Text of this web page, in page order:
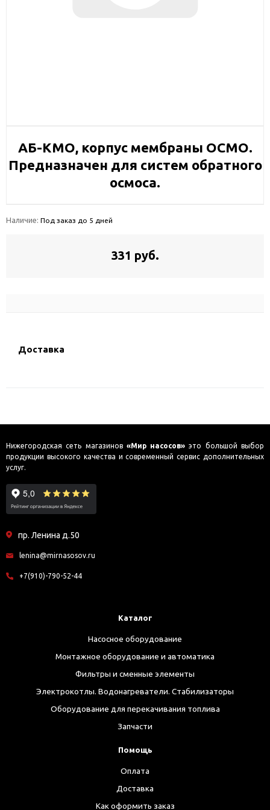
АБ-КМО, корпус мембраны ОСМО.
Предназначен для систем обратного
осмоса.
Наличие: Под заказ до 5 дней
331 руб.
Доставка
Нижегородская сеть магазинов «Мир насосов» это большой выбор
продукции высокого качества и современный сервис дополнительных
услуг.
пр. Ленина д.50
lenina@mirnasosov.ru
+7(910)-790-52-44
Каталог
Насосное оборудование
Монтажное оборудование и автоматика
Фильтры и сменные элементы
Электрокотлы. Водонагреватели. Стабилизаторы
Оборудование для перекачивания топлива
Запчасти
Помощь
Оплата
Доставка
Как оформить заказ